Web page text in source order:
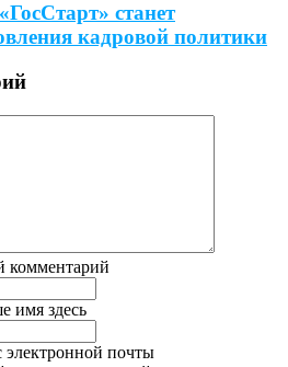
станет
кадровой политики
комментарий
имя здесь
почты